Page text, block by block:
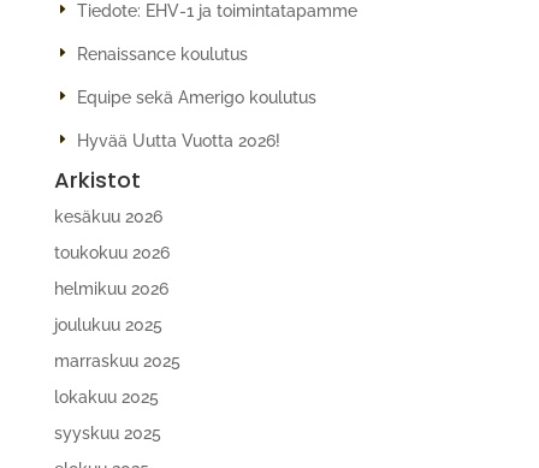
Tiedote: EHV-1 ja toimintatapamme
Renaissance koulutus
Equipe sekä Amerigo koulutus
Hyvää Uutta Vuotta 2026!
Arkistot
kesäkuu 2026
toukokuu 2026
helmikuu 2026
joulukuu 2025
marraskuu 2025
lokakuu 2025
syyskuu 2025